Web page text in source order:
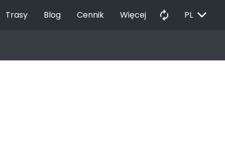
Trasy Blog Cennik Więcej autorenew PL EXPAND_MORE